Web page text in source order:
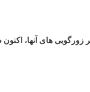
زورگویی های آنها،